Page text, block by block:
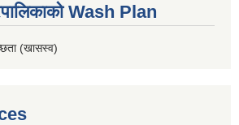
Wash Plan
(खासस्व)